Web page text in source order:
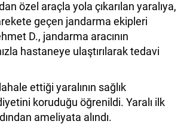
özel araçla yola çıkarılan yaralıya,
geçen jandarma ekipleri
D., jandarma aracının
hastaneye ulaştırılarak tedavi
ettiği yaralının sağlık
koruduğu öğrenildi. Yaralı ilk
ameliyata alındı.